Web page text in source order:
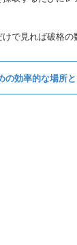
で見れば破格の
の効率的な場所